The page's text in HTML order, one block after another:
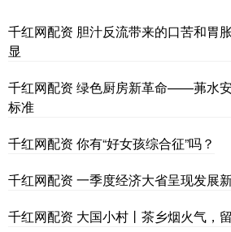
千红网配资 胆汁反流带来的口苦和胃
显
千红网配资 绿色厨房新革命——茀水
标准
千红网配资 你有“好女孩综合征”吗？
千红网配资 一季度经济大省呈现发展
千红网配资 大国小村丨茶乡烟火气，